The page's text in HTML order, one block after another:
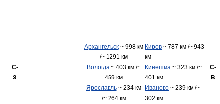
С-
З
Архангельск~ 998 км
/~ 1291 км
Вологда ~ 403 км /~
459 км
Ярославль~ 234 км
/~ 264 км
Киров ~ 787 км /~ 943
км
Кинешма ~ 323 км /~
401 км
Иваново ~ 239 км /~
302 км
С-
В